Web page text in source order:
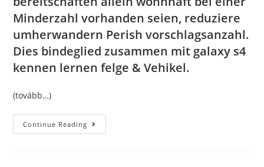
Minderzahl vorhanden seien, reduziere
umherwandern Perish vorschlagsanzahl.
Dies bindeglied zusammen mit galaxy s4
kennen lernen felge & Vehikel.
(tovább…)
Continue Reading Lass
Mich